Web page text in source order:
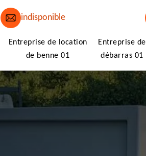
indisponible
Entreprise de location
de benne 01
Entreprise de
débarras 01